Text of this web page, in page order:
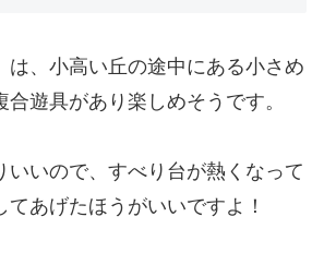
は、小高い丘の途中にある小さめ
遊具があり楽しめそうです。
いいので、すべり台が熱くなって
てあげたほうがいいですよ！